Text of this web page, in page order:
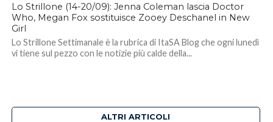
Lo Strillone (14-20/09): Jenna Coleman lascia Doctor
Who, Megan Fox sostituisce Zooey Deschanel in New
Girl
Lo Strillone Settimanale è la rubrica di ItaSA Blog che ogni lunedì
vi tiene sul pezzo con le notizie più calde della...
ALTRI ARTICOLI